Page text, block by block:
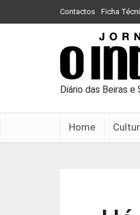
Contactos Ficha
Diário das Beiras e
Home